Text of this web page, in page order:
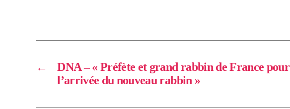
←
DNA – « Préfète et grand rabbin de France pour
l’arrivée du nouveau rabbin »